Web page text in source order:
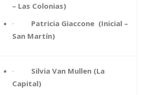
– Las Colonias)
· Patricia Giaccone (Inicial –
San Martín)
· Silvia Van Mullen (La
Capital)